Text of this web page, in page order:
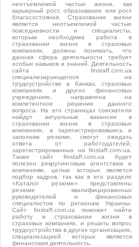
неотъемлемой частью жизни, как
карьерный рост, образование или рост
благосостояния. Страхование жизни
является неотъемлемой частью
повседневности и специалисты,
которым необходима работа в
страховании жизни в страховых
компаниях, должны понимать, что
данная сфера деятельности требует
особых навыков и знаний. Деятельность
сайта finstaff.com.ua
специализирующегося на
трудоустройстве в банках, страховых
компаниях и других финансовых
учреждениях, направлена на
компетентное решение данного
вопроса. На его страницах соискатели
найдут актуальные вакансии в
страховании жизни в страховых
компаниях, а зарегистрировавшись и
заполнив резюме, смогут ожидать
ответа от работодателей,
зарегистрированных на finstaff.com.ua.
Также сайт finstaff.com.ua будет
полезен рекрутинговым агентствам и
компаниям, целью которых является
подбор кадров, так как в его разделе
«Каталог резюме» представлены
резюме квалифицированных
руководителей и финансовых
специалистов по регионам Украины.
Сайт finstaff.com.ua поможет найти
работу в страховании жизни в
страховых компаниях, и решить вопрос
трудоустройства в других организациях,
специализацией которых является
финансовая деятельность.